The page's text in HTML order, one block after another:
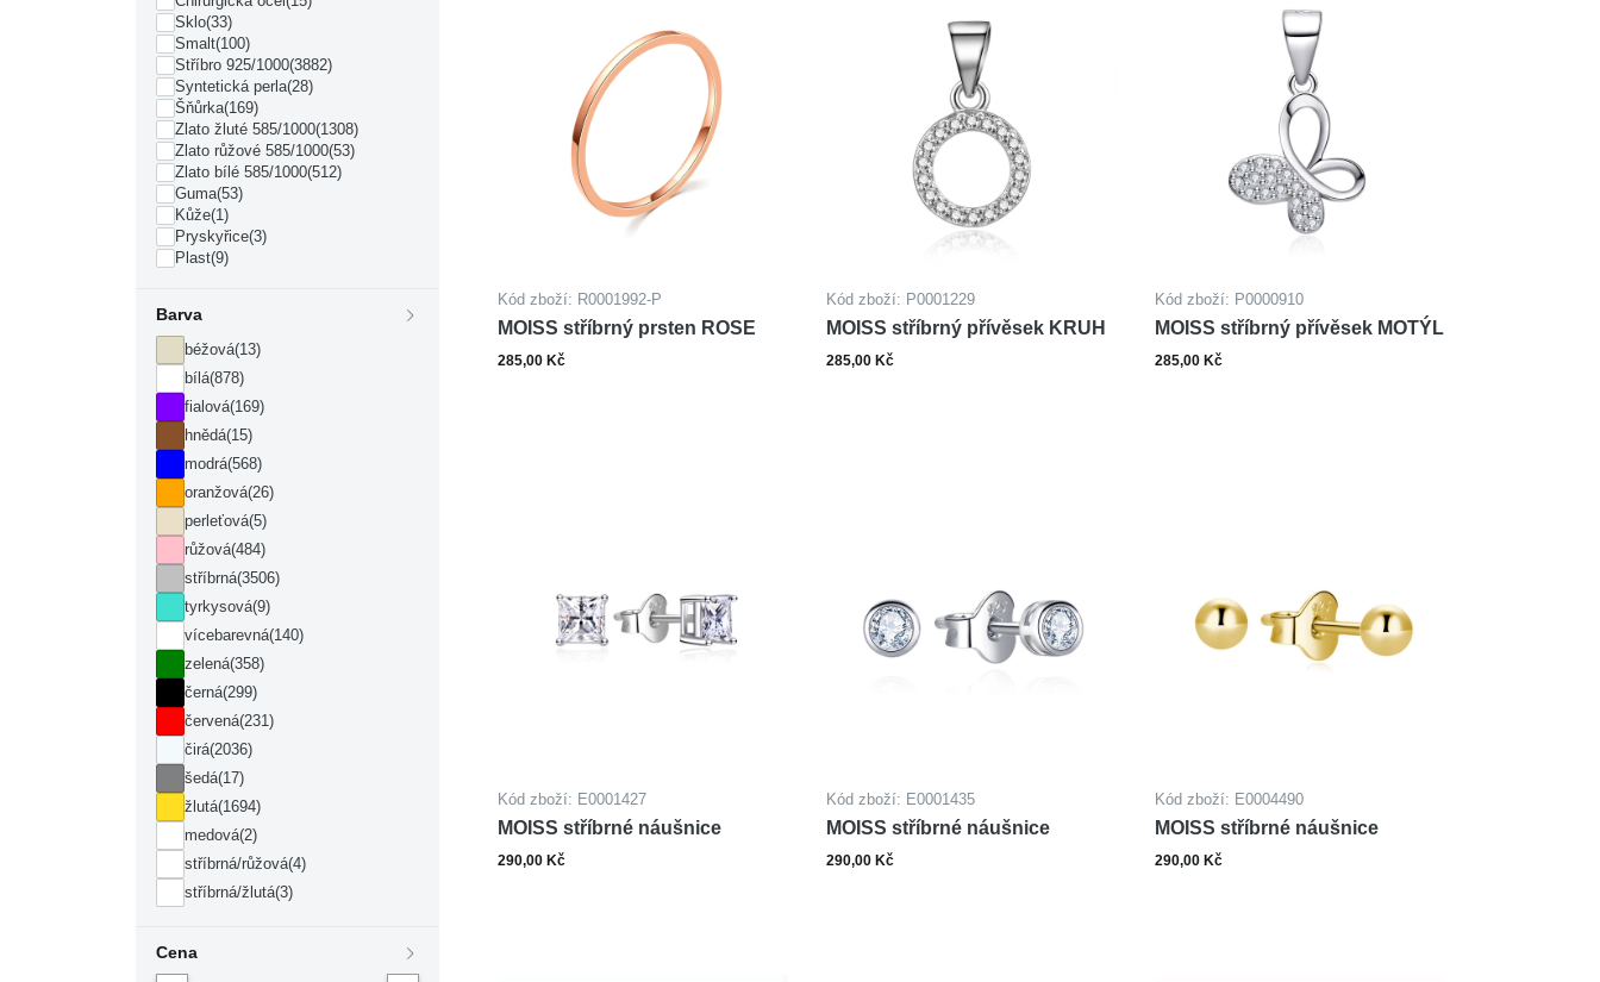
Sklo(33)
Smalt(100)
Stříbro 925/1000(3882)
Syntetická perla(28)
Šňůrka(169)
Zlato žluté 585/1000(1308)
Zlato růžové 585/1000(53)
Zlato bílé 585/1000(512)
Guma(53)
Kůže(1)
Pryskyřice(3)
Plast(9)
Barva
béžová(13)
bílá(878)
fialová(169)
hnědá(15)
modrá(568)
oranžová(26)
perleťová(5)
růžová(484)
stříbrná(3506)
tyrkysová(9)
vícebarevná(140)
zelená(358)
černá(299)
červená(231)
čirá(2036)
šedá(17)
žlutá(1694)
medová(2)
stříbrná/růžová(4)
stříbrná/žlutá(3)
Cena
Kód zboží: R0001992-P
MOISS stříbrný prsten ROSE
285,00 Kč
Kód zboží: P0001229
MOISS stříbrný přívěsek KRUH
285,00 Kč
Kód zboží: P0000910
MOISS stříbrný přívěsek MOTÝL
285,00 Kč
Kód zboží: E0001427
MOISS stříbrné náušnice
290,00 Kč
Kód zboží: E0001435
MOISS stříbrné náušnice
290,00 Kč
Kód zboží: E0004490
MOISS stříbrné náušnice
290,00 Kč